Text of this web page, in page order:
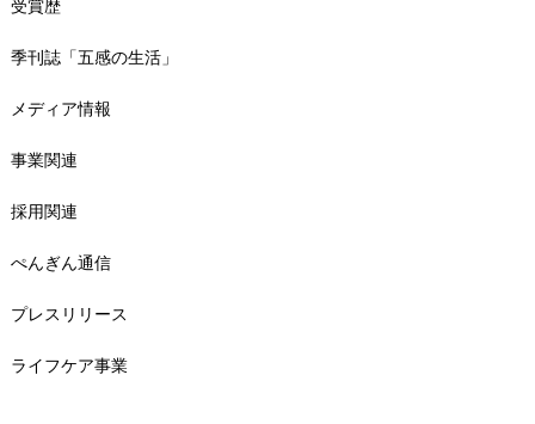
受賞歴
季刊誌「五感の生活」
メディア情報
事業関連
採用関連
ぺんぎん通信
プレスリリース
ライフケア事業